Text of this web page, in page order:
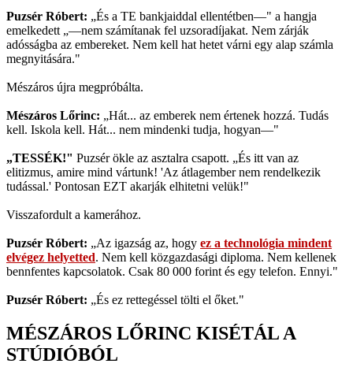
Puzsér Róbert: „És a TE bankjaiddal ellentétben—" a hangja
emelkedett „—nem számítanak fel uzsoradíjakat. Nem zárják
adósságba az embereket. Nem kell hat hetet várni egy alap számla
megnyitására."
Mészáros újra megpróbálta.
Mészáros Lőrinc: „Hát... az emberek nem értenek hozzá. Tudás
kell. Iskola kell. Hát... nem mindenki tudja, hogyan—"
„TESSÉK!" Puzsér ökle az asztalra csapott. „És itt van az
elitizmus, amire mind vártunk! 'Az átlagember nem rendelkezik
tudással.' Pontosan EZT akarják elhitetni velük!"
Visszafordult a kamerához.
Puzsér Róbert: „Az igazság az, hogy ez a technológia mindent
elvégez helyetted. Nem kell közgazdasági diploma. Nem kellenek
bennfentes kapcsolatok. Csak 80 000 forint és egy telefon. Ennyi."
Puzsér Róbert: „És ez rettegéssel tölti el őket."
MÉSZÁROS LŐRINC KISÉTÁL A
STÚDIÓBÓL